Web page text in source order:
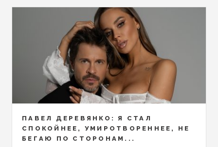
ПАВЕЛ ДЕРЕВЯНКО: Я СТАЛ
СПОКОЙНЕЕ, УМИРОТВОРЕННЕЕ, НЕ
БЕГАЮ ПО СТОРОНАМ...